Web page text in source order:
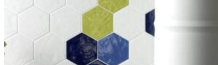
นโยบาย
นโยบายความเป็นส่วนตัว
นโยบายการคืนสินค้าและคืนเงิน